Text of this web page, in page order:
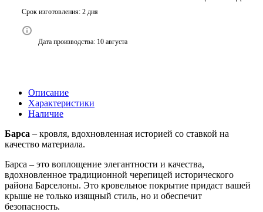
Срок изготовления: 2 дня
Дата производства: 10 августа
Описание
Характеристики
Наличие
Барса – кровля, вдохновленная историей со ставкой на
качество материала.
Барса – это воплощение элегантности и качества,
вдохновленное традиционной черепицей исторического
района Барселоны. Это кровельное покрытие придаст вашей
крыше не только изящный стиль, но и обеспечит
безопасность.